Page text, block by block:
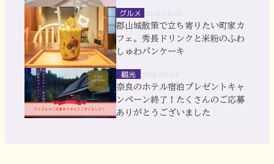
グルメ
郡山城散策で立ち寄りたい町家カ
フェ。秀長ドリンクと米粉のふわ
しゅわパンケーキ
観光
奈良のホテル宿泊プレゼントキャ
ンペーン終了！たくさんのご応募
ありがとうございました